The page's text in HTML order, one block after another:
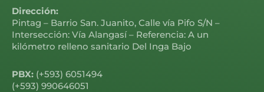
Dirección:
Pintag – Barrio San. Juanito, Calle vía Pifo S/N –
Intersección: Vía Alangasí – Referencia: A un
kilómetro relleno sanitario Del Inga Bajo
PBX: (+593) 6051494
(+593) 990646051